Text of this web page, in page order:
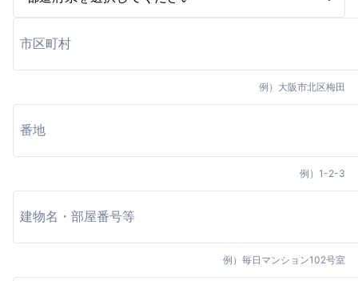
例） 大阪市北区梅田
例） 1-2-3
例） 毎日マンション102号室